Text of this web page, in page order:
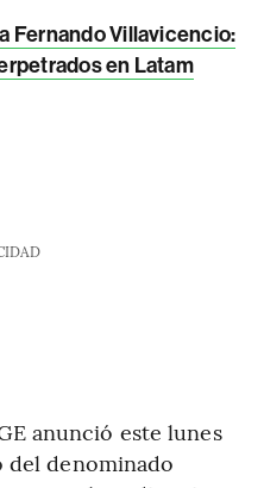
Fernando Villavicencio:
en Latam
anunció este lunes
del denominado